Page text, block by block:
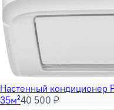
Настенный кондиционер
35м²40 500 ₽